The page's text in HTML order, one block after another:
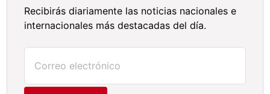
Recibirás diariamente las noticias nacionales e
internacionales más destacadas del día.